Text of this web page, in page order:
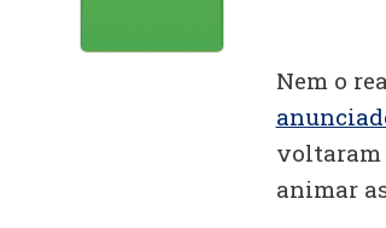
Nem o
voltaram
animar